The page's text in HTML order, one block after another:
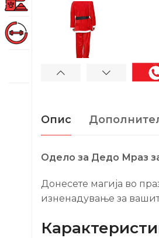
Опис
Одело за Дедо Мраз
Донесете магија во
изненадување за